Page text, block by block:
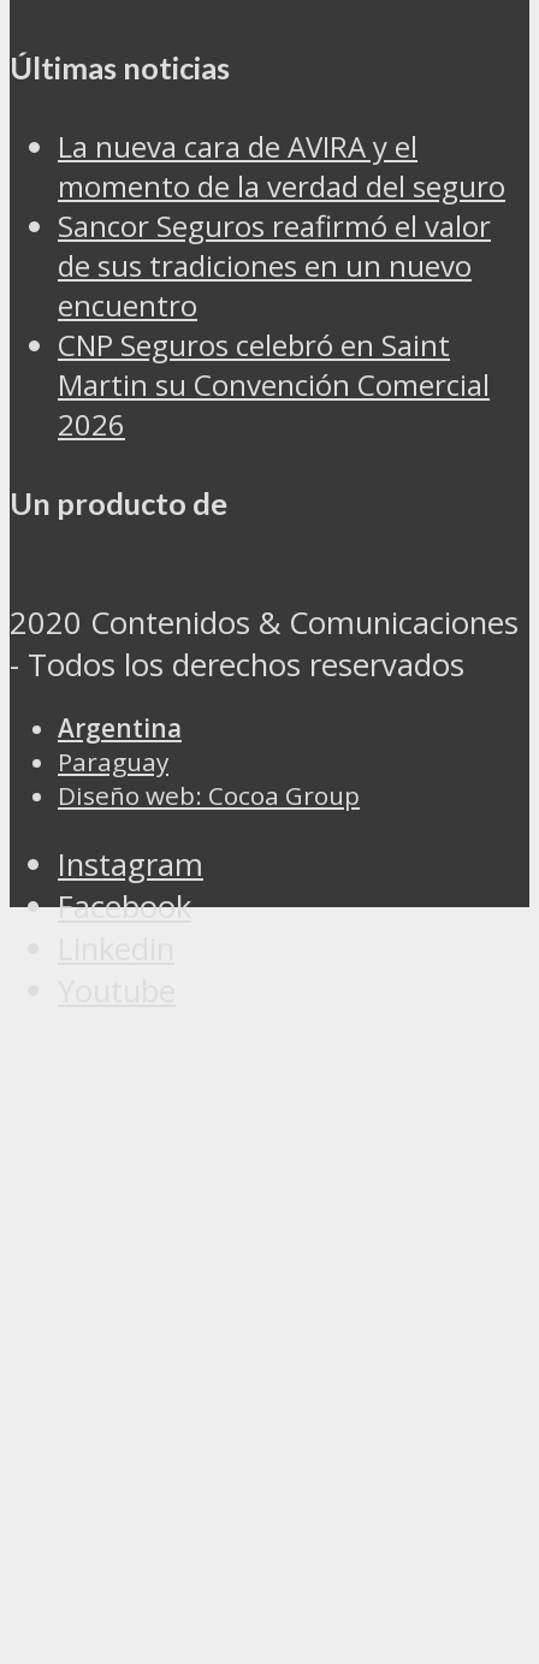
Últimas noticias
La nueva cara de AVIRA y el
momento de la verdad del seguro
Sancor Seguros reafirmó el valor
de sus tradiciones en un nuevo
encuentro
CNP Seguros celebró en Saint
Martin su Convención Comercial
2026
Un producto de
2020 Contenidos & Comunicaciones
- Todos los derechos reservados
Argentina
Paraguay
Diseño web: Cocoa Group
Instagram
Facebook